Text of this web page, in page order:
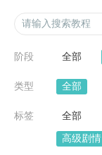
阶段 全部
类型 全部
标签 全部
高级剧情